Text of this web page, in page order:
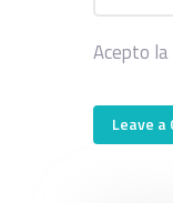
Acepto la